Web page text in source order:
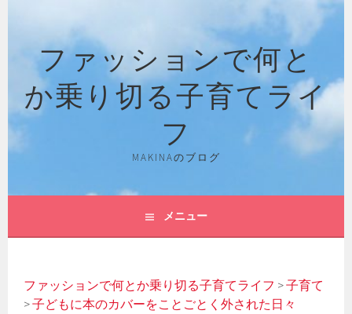
ファッションで何と
か乗り切る子育てライ
フ
MAKINAのブログ
メニュー
ファッションで何とか乗り切る子育てライフ >子育て
>子どもに本のカバーをことごとく外された日々